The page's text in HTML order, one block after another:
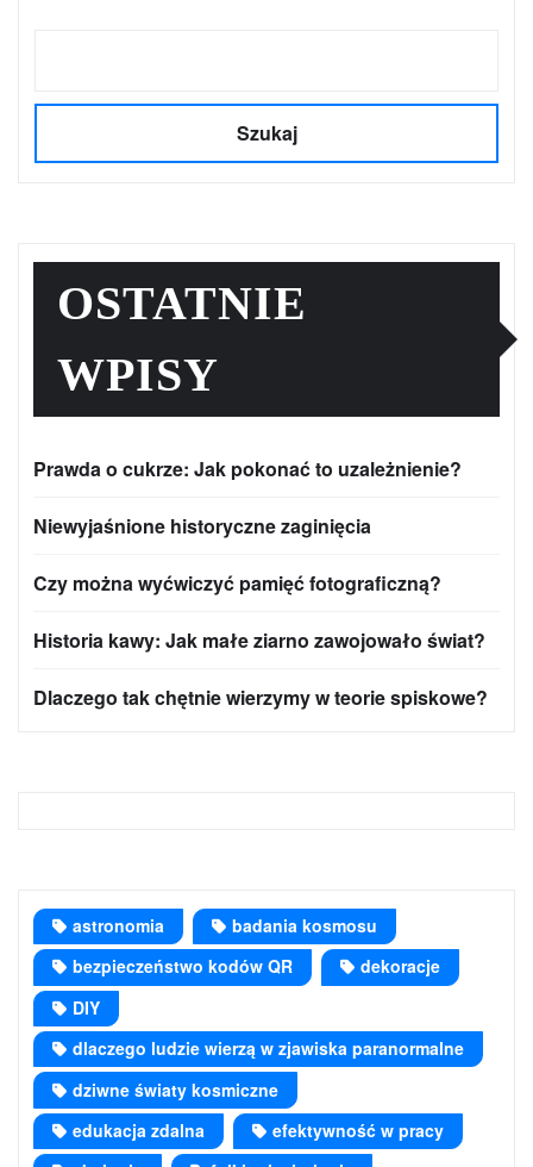
Szukaj
OSTATNIE
WPISY
Prawda o cukrze: Jak pokonać to uzależnienie?
Niewyjaśnione historyczne zaginięcia
Czy można wyćwiczyć pamięć fotograficzną?
Historia kawy: Jak małe ziarno zawojowało świat?
Dlaczego tak chętnie wierzymy w teorie spiskowe?
astronomia
badania kosmosu
bezpieczeństwo kodów QR
dekoracje
DIY
dlaczego ludzie wierzą w zjawiska paranormalne
dziwne światy kosmiczne
edukacja zdalna
efektywność w pracy